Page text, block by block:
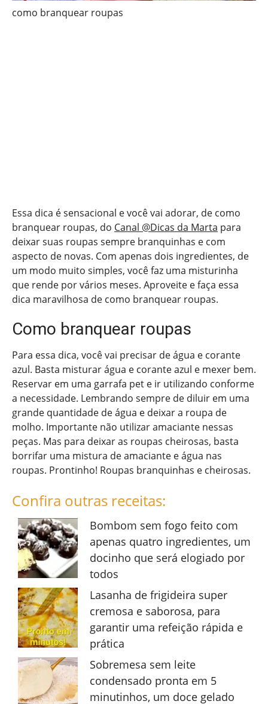
como branquear roupas
Essa dica é sensacional e você vai adorar, de como
branquear roupas, do Canal @Dicas da Marta para
deixar suas roupas sempre branquinhas e com
aspecto de novas. Com apenas dois ingredientes, de
um modo muito simples, você faz uma misturinha
que rende por vários meses. Aproveite e faça essa
dica maravilhosa de como branquear roupas.
Como branquear roupas
Para essa dica, você vai precisar de água e corante
azul. Basta misturar água e corante azul e mexer bem.
Reservar em uma garrafa pet e ir utilizando conforme
a necessidade. Lembrando sempre de diluir em uma
grande quantidade de água e deixar a roupa de
molho. Importante não utilizar amaciante nessas
peças. Mas para deixar as roupas cheirosas, basta
borrifar uma mistura de amaciante e água nas
roupas. Prontinho! Roupas branquinhas e cheirosas.
Confira outras receitas:
Bombom sem fogo feito com
apenas quatro ingredientes, um
docinho que será elogiado por
todos
Lasanha de frigideira super
cremosa e saborosa, para
garantir uma refeição rápida e
prática
Sobremesa sem leite
condensado pronta em 5
minutinhos, um doce gelado